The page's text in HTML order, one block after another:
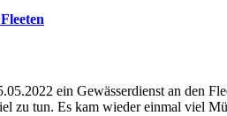
ein Gewässerdienst an den
zu tun. Es kam wieder einmal viel